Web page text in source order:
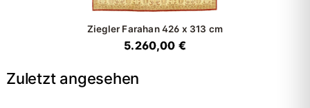
Ziegler Farahan 426 x 313 cm
5.260,00 €
Zuletzt angesehen